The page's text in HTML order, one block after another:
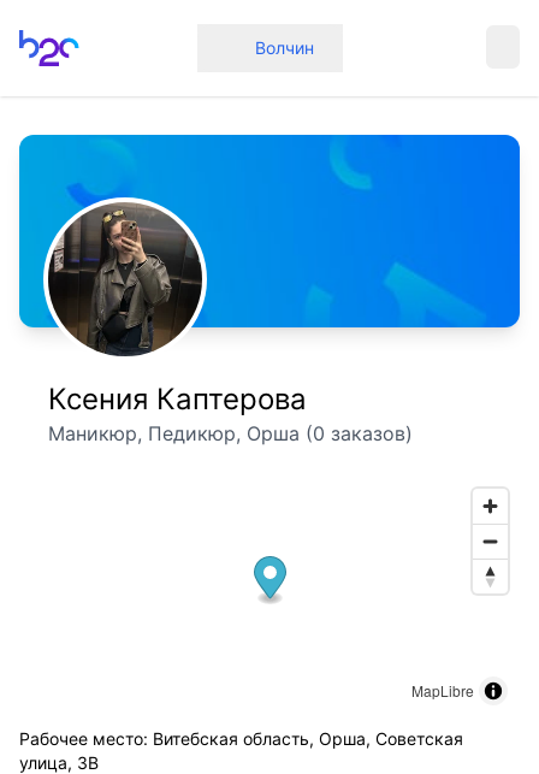
Главная Волчин
Ксения Каптерова
Маникюр, Педикюр, Орша (0 заказов)
MapLibre
Рабочее место: Витебская область, Орша, Советская
улица, 3В